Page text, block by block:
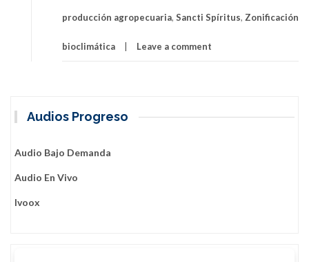
producción agropecuaria, Sancti Spíritus, Zonificación
bioclimática Leave a comment
Audios Progreso
Audio Bajo Demanda
Audio En Vivo
Ivoox